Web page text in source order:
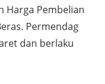
Harga Pembelian
Permendag
dan berlaku